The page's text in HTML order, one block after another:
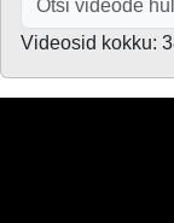
Videosid kokku: